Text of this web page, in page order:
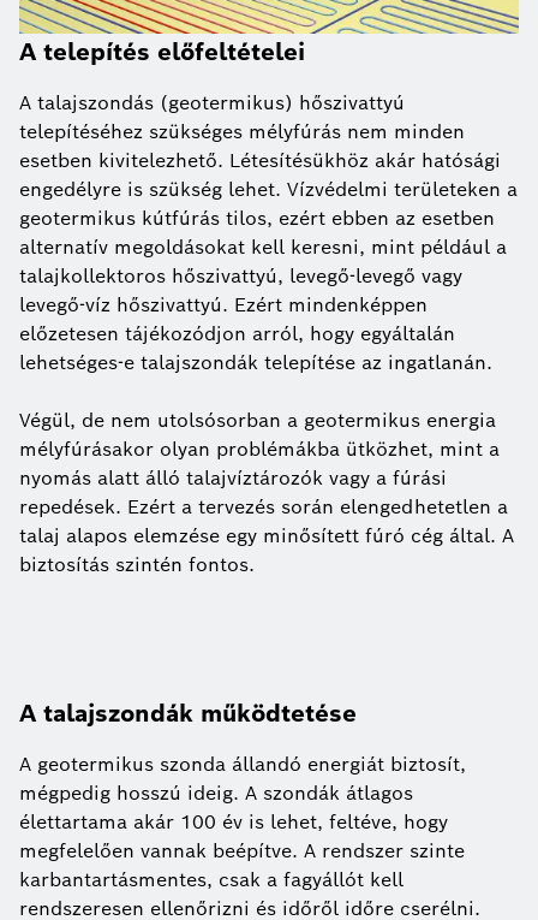
A telepítés előfeltételei
A talajszondás (geotermikus) hőszivattyú
telepítéséhez szükséges mélyfúrás nem minden
esetben kivitelezhető. Létesítésükhöz akár hatósági
engedélyre is szükség lehet. Vízvédelmi területeken a
geotermikus kútfúrás tilos, ezért ebben az esetben
alternatív megoldásokat kell keresni, mint például a
talajkollektoros hőszivattyú, levegő-levegő vagy
levegő-víz hőszivattyú. Ezért mindenképpen
előzetesen tájékozódjon arról, hogy egyáltalán
lehetséges-e talajszondák telepítése az ingatlanán.
Végül, de nem utolsósorban a geotermikus energia
mélyfúrásakor olyan problémákba ütközhet, mint a
nyomás alatt álló talajvíztározók vagy a fúrási
repedések. Ezért a tervezés során elengedhetetlen a
talaj alapos elemzése egy minősített fúró cég által. A
biztosítás szintén fontos.
A talajszondák működtetése
A geotermikus szonda állandó energiát biztosít,
mégpedig hosszú ideig. A szondák átlagos
élettartama akár 100 év is lehet, feltéve, hogy
megfelelően vannak beépítve. A rendszer szinte
karbantartásmentes, csak a fagyállót kell
rendszeresen ellenőrizni és időről időre cserélni.